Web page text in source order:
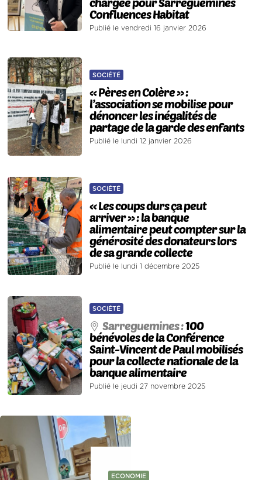
Confluences Habitat
Publié le vendredi 16 janvier 2026
SOCIÉTÉ
« Pères en Colère » :
l’association se mobilise pour
dénoncer les inégalités de
partage de la garde des enfants
Publié le lundi 12 janvier 2026
SOCIÉTÉ
« Les coups durs ça peut
arriver » : la banque
alimentaire peut compter sur la
générosité des donateurs lors
de sa grande collecte
Publié le lundi 1 décembre 2025
SOCIÉTÉ
Sarreguemines :100
bénévoles de la Conférence
Saint-Vincent de Paul mobilisés
pour la collecte nationale de la
banque alimentaire
Publié le jeudi 27 novembre 2025
ECONOMIE